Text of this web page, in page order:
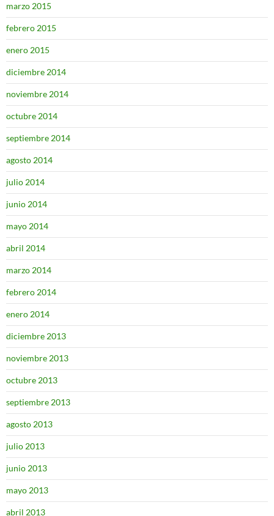
marzo 2015
febrero 2015
enero 2015
diciembre 2014
noviembre 2014
octubre 2014
septiembre 2014
agosto 2014
julio 2014
junio 2014
mayo 2014
abril 2014
marzo 2014
febrero 2014
enero 2014
diciembre 2013
noviembre 2013
octubre 2013
septiembre 2013
agosto 2013
julio 2013
junio 2013
mayo 2013
abril 2013